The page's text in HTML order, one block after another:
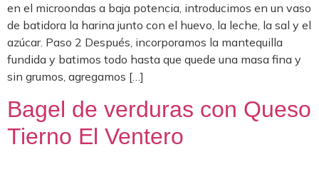
en el microondas a baja potencia, introducimos en un vaso
de batidora la harina junto con el huevo, la leche, la sal y el
azúcar. Paso 2 Después, incorporamos la mantequilla
fundida y batimos todo hasta que quede una masa fina y
sin grumos, agregamos […]
Bagel de verduras con Queso
Tierno El Ventero